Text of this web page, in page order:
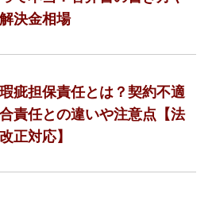
解決金相場
瑕疵担保責任とは？契約不適
合責任との違いや注意点【法
改正対応】